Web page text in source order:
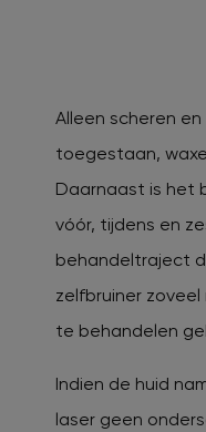
Alleen scheren
toegestaan,
Daarnaast is het
vóór, tijdens en
behandeltraject
zelfbruiner
te behandelen
Indien de huid
laser geen